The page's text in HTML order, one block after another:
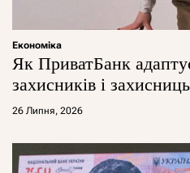
Економіка
Як ПриватБанк
захисників і
26 Липня, 2026